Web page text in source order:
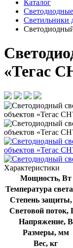
Каталог
Светильники
«Тегас
Характеристики
Мощность, Вт
Температура
Степень
Световой поток,
Напряжение, В
Размеры, мм
Вес, кг